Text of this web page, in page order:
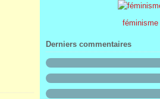
féminisme
Derniers commentaires